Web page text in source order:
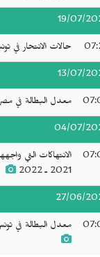
19/07/
حالات الانتحار في
13/07/
معدل البطالة في مصر
04/07/
الانتهاكات التي
2021 ـ 2022
27/06/
معدل البطالة في